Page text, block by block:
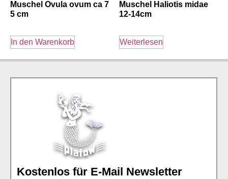
Muschel Ovula ovum ca 7
5 cm
In den Warenkorb
Muschel Haliotis midae
12-14cm
Weiterlesen
Kostenlos für E-Mail Newsletter